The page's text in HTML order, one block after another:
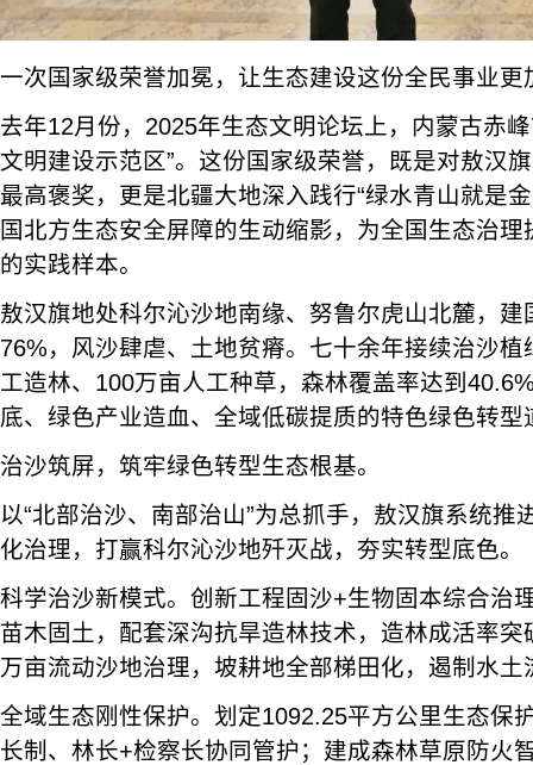
一次国家级荣誉加冕，让生态建设这份全民事业更
去年12月份，2025年生态文明论坛上，内蒙古赤
文明建设示范区”。这份国家级荣誉，既是对敖汉
最高褒奖，更是北疆大地深入践行“绿水青山就是
国北方生态安全屏障的生动缩影，为全国生态治
的实践样本。
敖汉旗地处科尔沁沙地南缘、努鲁尔虎山北麓，
76%，风沙肆虐、土地贫瘠。七十余年接续治沙
工造林、100万亩人工种草，森林覆盖率达到
底、绿色产业造血、全域低碳提质的特色绿色转型
治沙筑屏，筑牢绿色转型生态根基。
以“北部治沙、南部治山”为总抓手，敖汉旗系统推
化治理，打赢科尔沁沙地歼灭战，夯实转型底色。
科学治沙新模式。创新工程固沙+生物固本综合治
苗木固土，配套深沟抗旱造林技术，造林成活率
万亩流动沙地治理，坡耕地全部梯田化，遏制水土
全域生态刚性保护。划定1092.25平方公里生态保
长制、林长+检察长协同管护；建成森林草原防火